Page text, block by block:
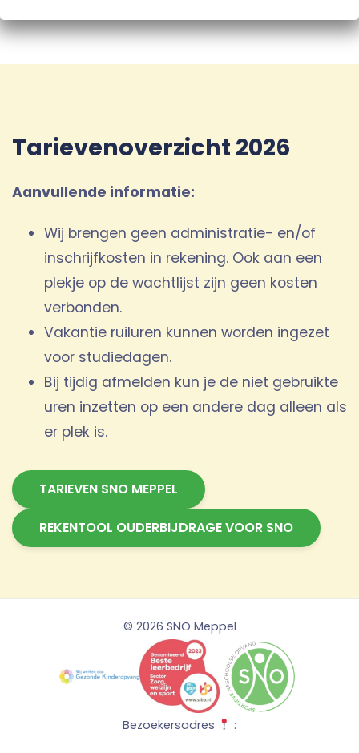
Tarievenoverzicht 2026
Aanvullende informatie:
Wij brengen geen administratie- en/of
inschrijfkosten in rekening. Ook aan een
plekje op de wachtlijst zijn geen kosten
verbonden.
Vakantie ruiluren kunnen worden ingezet
voor studiedagen.
Bij tijdig afmelden kun je de niet gebruikte
uren inzetten op een andere dag alleen als
er plek is.
TARIEVEN SNO MEPPEL
REKENTOOL OUDERBIJDRAGE VOOR SNO
© 2026 SNO Meppel
Bezoekersadres :